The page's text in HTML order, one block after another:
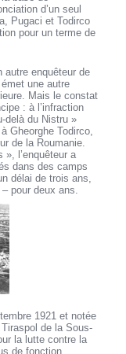
d’un seul
Pugaci et Todirco
pour un terme de
autre enquêteur de
une autre
Mais le constat
: à l’infraction
delà du Nistru »
Gheorghe Todirco,
de la Roumanie.
l’enquêteur a
dans des camps
délai de trois ans,
pour deux ans.
1921 et notée
de la Sous-
la lutte contre la
de fonction.